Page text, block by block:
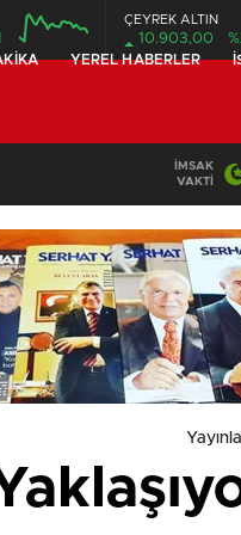
ÇEYREK ALTIN
10.903,00
YEREL HABERLER
12:18
İMSAK
VAKTI